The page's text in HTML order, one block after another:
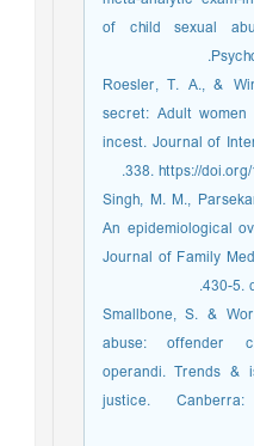
of child sexual
Roesler, T. A., &
secret: Adult
incest. Journal of
338. https://
Singh, M. M.,
An epidemiological
Journal of Family
430-5.
Smallbone, S. &
abuse: offender
operandi. Trends
justice.